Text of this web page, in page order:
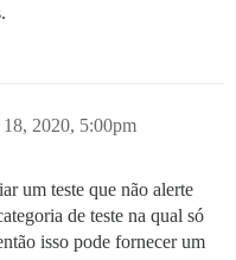
2020, 5:00pm
um teste que não alerte
de teste na qual só
isso pode fornecer um